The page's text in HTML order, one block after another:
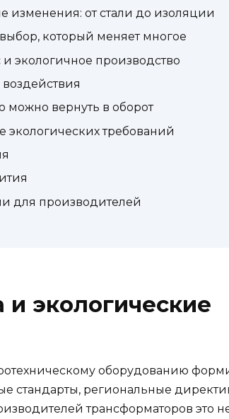
изменения: от стали до изоляции
который меняет многое
экологичное производство
можно вернуть в оборот
требований
для производителей
экологические
оборудованию
стандарты, региональные
трансформаторов это